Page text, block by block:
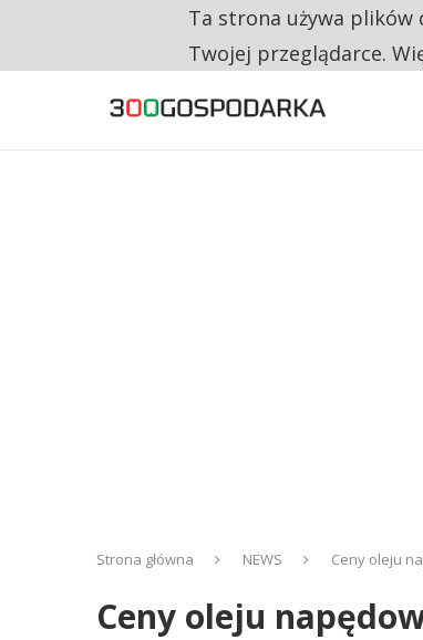
RESTRYKCJE CHIN UDERZAJĄ W
Strona główna NEWS Ceny oleju
Ceny oleju
Ta strona używa plików
Twojej przeglądarce.